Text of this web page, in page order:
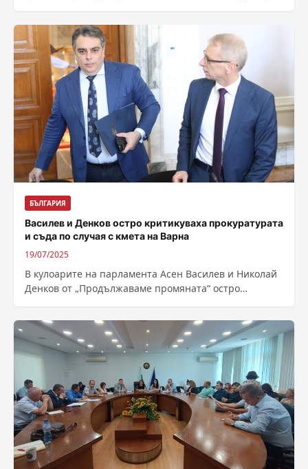
БЪЛГАРИЯ
Василев и Денков остро критикуваха прокуратурата
и съда по случая с кмета на Варна
19/07/2025
В кулоарите на парламента Асен Василев и Николай
Денков от „Продължаваме промяната“ остро
по...